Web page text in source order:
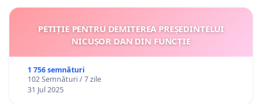
PETIȚIE PENTRU DEMITEREA PREȘEDINTELUI
NICUȘOR DAN DIN FUNCȚIE
1 756 semnături
102 Semnături / 7 zile
31 Jul 2025